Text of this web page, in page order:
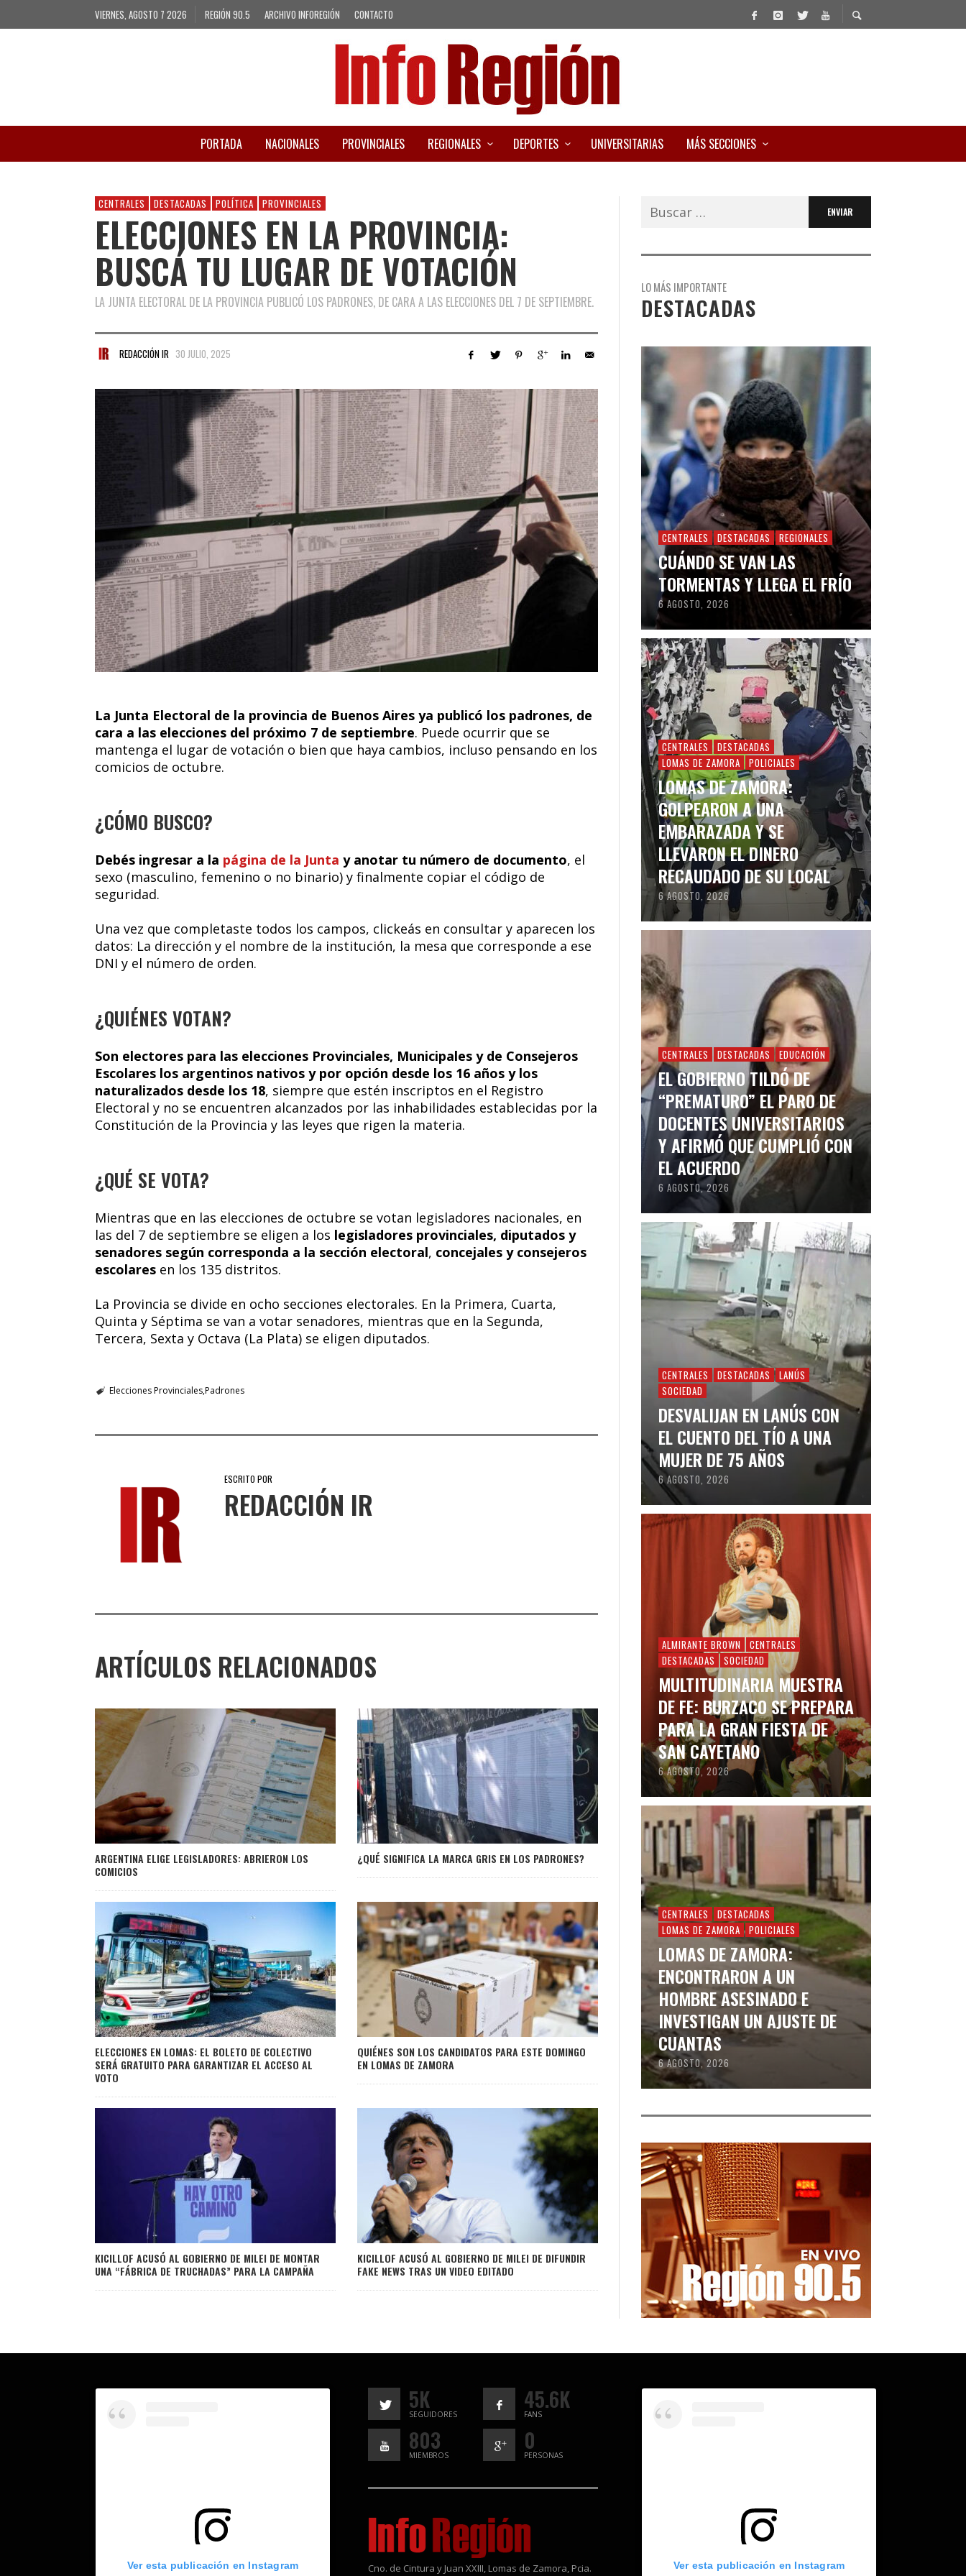
VIERNES, AGOSTO 7 2026 REGIÓN 90.5 ARCHIVO INFOREGIÓN CONTACTO
PORTADA NACIONALES PROVINCIALES REGIONALES DEPORTES UNIVERSITARIAS MÁS SECCIONES
CENTRALES DESTACADAS POLÍTICA PROVINCIALES
ELECCIONES EN LA PROVINCIA:
BUSCÁ TU LUGAR DE VOTACIÓN
LA JUNTA ELECTORAL DE LA PROVINCIA PUBLICÓ LOS PADRONES, DE CARA A LAS ELECCIONES DEL 7 DE SEPTIEMBRE.
REDACCIÓN IR 30 JULIO, 2025
La Junta Electoral de la provincia de Buenos Aires ya publicó los padrones, de
cara a las elecciones del próximo 7 de septiembre. Puede ocurrir que se
mantenga el lugar de votación o bien que haya cambios, incluso pensando en los
comicios de octubre.
¿CÓMO BUSCO?
Debés ingresar a la página de la Junta y anotar tu número de documento, el
sexo (masculino, femenino o no binario) y finalmente copiar el código de
seguridad.
Una vez que completaste todos los campos, clickeás en consultar y aparecen los
datos: La dirección y el nombre de la institución, la mesa que corresponde a ese
DNI y el número de orden.
¿QUIÉNES VOTAN?
Son electores para las elecciones Provinciales, Municipales y de Consejeros
Escolares los argentinos nativos y por opción desde los 16 años y los
naturalizados desde los 18, siempre que estén inscriptos en el Registro
Electoral y no se encuentren alcanzados por las inhabilidades establecidas por la
Constitución de la Provincia y las leyes que rigen la materia.
¿QUÉ SE VOTA?
Mientras que en las elecciones de octubre se votan legisladores nacionales, en
las del 7 de septiembre se eligen a los legisladores provinciales, diputados y
senadores según corresponda a la sección electoral, concejales y consejeros
escolares en los 135 distritos.
La Provincia se divide en ocho secciones electorales. En la Primera, Cuarta,
Quinta y Séptima se van a votar senadores, mientras que en la Segunda,
Tercera, Sexta y Octava (La Plata) se eligen diputados.
Elecciones ProvincialesPadrones
ESCRITO POR
REDACCIÓN IR
ARTÍCULOS RELACIONADOS
ARGENTINA ELIGE LEGISLADORES: ABRIERON LOS
COMICIOS
¿QUÉ SIGNIFICA LA MARCA GRIS EN LOS PADRONES?
ELECCIONES EN LOMAS: EL BOLETO DE COLECTIVO
SERÁ GRATUITO PARA GARANTIZAR EL ACCESO AL
VOTO
QUIÉNES SON LOS CANDIDATOS PARA ESTE DOMINGO
EN LOMAS DE ZAMORA
KICILLOF ACUSÓ AL GOBIERNO DE MILEI DE MONTAR
UNA “FÁBRICA DE TRUCHADAS” PARA LA CAMPAÑA
KICILLOF ACUSÓ AL GOBIERNO DE MILEI DE DIFUNDIR
FAKE NEWS TRAS UN VIDEO EDITADO
Buscar:
LO MÁS IMPORTANTE
DESTACADAS
CENTRALES DESTACADAS REGIONALES
CUÁNDO SE VAN LAS
TORMENTAS Y LLEGA EL FRÍO
6 AGOSTO, 2026
CENTRALES
DESTACADAS
LOMAS DE ZAMORA
POLICIALES
LOMAS DE ZAMORA:
GOLPEARON A UNA
EMBARAZADA Y SE
LLEVARON EL DINERO
RECAUDADO DE SU LOCAL
6 AGOSTO, 2026
CENTRALES DESTACADAS EDUCACIÓN
EL GOBIERNO TILDÓ DE
“PREMATURO” EL PARO DE
DOCENTES UNIVERSITARIOS
Y AFIRMÓ QUE CUMPLIÓ CON
EL ACUERDO
6 AGOSTO, 2026
CENTRALES DESTACADAS
LANÚS
SOCIEDAD
DESVALIJAN EN LANÚS CON
EL CUENTO DEL TÍO A UNA
MUJER DE 75 AÑOS
6 AGOSTO, 2026
ALMIRANTE BROWN
CENTRALES
DESTACADAS
SOCIEDAD
MULTITUDINARIA MUESTRA
DE FE: BURZACO SE PREPARA
PARA LA GRAN FIESTA DE
SAN CAYETANO
6 AGOSTO, 2026
CENTRALES
DESTACADAS
LOMAS DE ZAMORA
POLICIALES
LOMAS DE ZAMORA:
ENCONTRARON A UN
HOMBRE ASESINADO E
INVESTIGAN UN AJUSTE DE
CUANTAS
6 AGOSTO, 2026
Ver esta publicación en Instagram
5K
SEGUIDORES
45.6K
FANS
803
MIEMBROS
0
PERSONAS
Cno. de Cintura y Juan XXIII, Lomas de Zamora, Pcia. Ver esta publicación en Instagram